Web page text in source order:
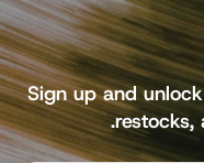
Sign up and
arrivals and exclusive